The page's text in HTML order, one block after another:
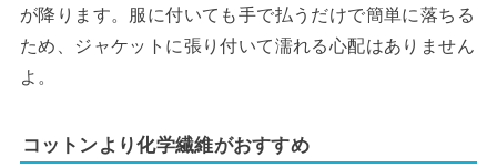
が降ります。服に付いても手で払うだけで簡単に落ちる
ため、ジャケットに張り付いて濡れる心配はありません
よ。
コットンより化学繊維がおすすめ